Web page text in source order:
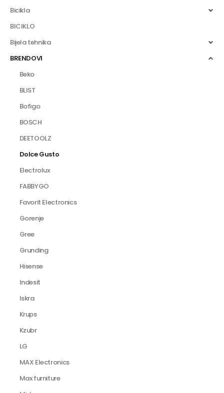
Bicikla
BICIKLO
Bijela tehnika
BRENDOVI
Beko
BLIST
Bofigo
BOSCH
DEETOOLZ
Dolce Gusto
Electrolux
FABBYGO
Favorit Electronics
Gorenje
Gree
Grunding
Hisense
Indesit
Iskra
Krups
Kzubr
LG
MAX Electronics
Max furniture